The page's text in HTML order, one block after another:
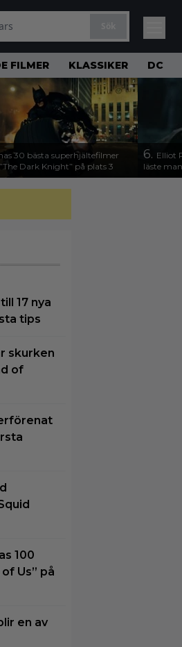
FILMER KLASSIKER DC
30 bästa superhjältefilmer
Dark Knight” på plats 3
6. Elliot
läste
17 nya
tips
skurken
of
100
Us” på
en av